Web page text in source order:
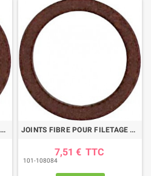
JOINTS FIBRE POUR FILETAGE 20x27 (PAR 20) JOINTS FIBRE POUR FILETAGE 15x21 (PAR 20)
7,51 € TTC
101-108084